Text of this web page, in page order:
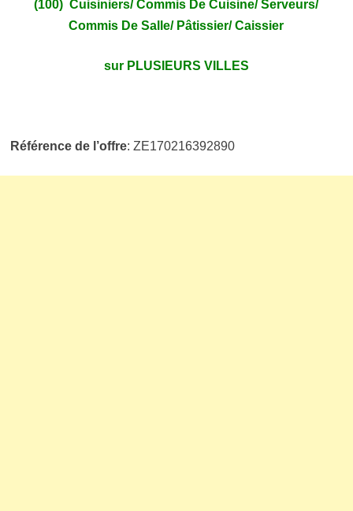
(100) Cuisiniers/ Commis De Cuisine/ Serveurs/
Commis De Salle/ Pâtissier/ Caissier
sur PLUSIEURS VILLES
Référence de l’offre: ZE170216392890